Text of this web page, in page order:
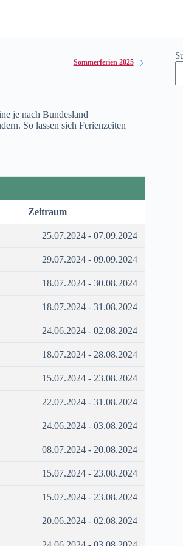
Sommerferien 2025
je nach Bundesland
So lassen sich Ferienzeiten
Zeitraum
25.07.2024 - 07.09.2024
29.07.2024 - 09.09.2024
18.07.2024 - 30.08.2024
18.07.2024 - 31.08.2024
24.06.2024 - 02.08.2024
18.07.2024 - 28.08.2024
15.07.2024 - 23.08.2024
22.07.2024 - 31.08.2024
24.06.2024 - 03.08.2024
08.07.2024 - 20.08.2024
15.07.2024 - 23.08.2024
15.07.2024 - 23.08.2024
20.06.2024 - 02.08.2024